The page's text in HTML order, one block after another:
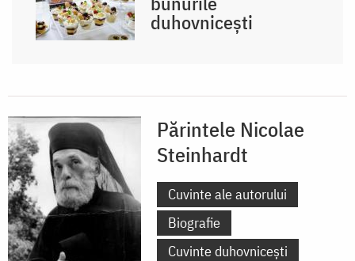
duhovnicești
Părintele Nicolae
Steinhardt
Cuvinte ale autorului
Biografie
Cuvinte duhovnicești